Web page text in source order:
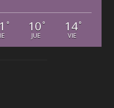
° 10 °
JUE
14°
VIE